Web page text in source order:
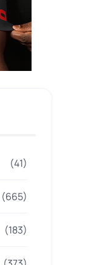
(41)
(665)
(183)